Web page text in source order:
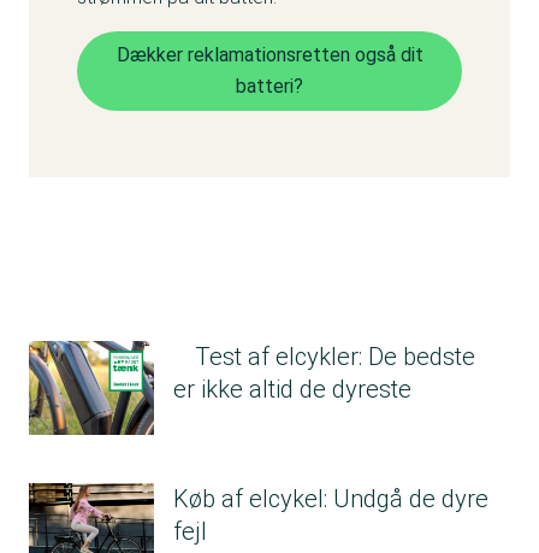
Dækker reklamationsretten også dit
batteri?
Test af elcykler: De bedste
er ikke altid de dyreste
Køb af elcykel: Undgå de dyre
fejl